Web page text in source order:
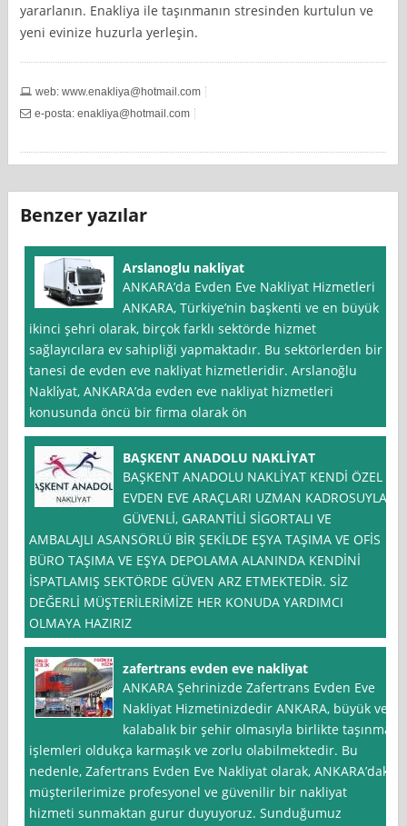
yararlanın. Enakliya ile taşınmanın stresinden kurtulun ve
yeni evinize huzurla yerleşin.
web:www.enakliya@hotmail.com
e-posta:enakliya@hotmail.com
Benzer yazılar
Arslanoglu nakliyat
ANKARA’da Evden Eve Nakliyat Hizmetleri
ANKARA, Türkiye’nin başkenti ve en büyük
ikinci şehri olarak, birçok farklı sektörde hizmet
sağlayıcılara ev sahipliği yapmaktadır. Bu sektörlerden bir
tanesi de evden eve nakliyat hizmetleridir. Arslanoğlu
Nakli̇yat, ANKARA’da evden eve nakliyat hizmetleri
konusunda öncü bir firma olarak ön
BAŞKENT ANADOLU NAKLİYAT
BAŞKENT ANADOLU NAKLİYAT KENDİ ÖZEL
EVDEN EVE ARAÇLARI UZMAN KADROSUYLA,
GÜVENLİ, GARANTİLİ SİGORTALI VE
AMBALAJLI ASANSÖRLÜ BİR ŞEKİLDE EŞYA TAŞIMA VE OFİS
BÜRO TAŞIMA VE EŞYA DEPOLAMA ALANINDA KENDİNİ
İSPATLAMIŞ SEKTÖRDE GÜVEN ARZ ETMEKTEDİR. SİZ
DEĞERLİ MÜŞTERİLERİMİZE HER KONUDA YARDIMCI
OLMAYA HAZIRIZ
zafertrans evden eve nakliyat
ANKARA Şehrinizde Zafertrans Evden Eve
Nakliyat Hizmetinizdedir ANKARA, büyük ve
kalabalık bir şehir olmasıyla birlikte taşınma
işlemleri oldukça karmaşık ve zorlu olabilmektedir. Bu
nedenle, Zafertrans Evden Eve Nakliyat olarak, ANKARA’daki
müşterilerimize profesyonel ve güvenilir bir nakliyat
hizmeti sunmaktan gurur duyuyoruz. Sunduğumuz